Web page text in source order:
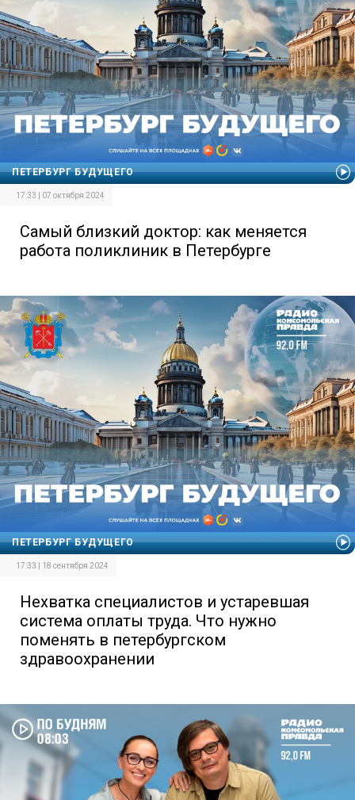
ПЕТЕРБУРГ БУДУЩЕГО
17:33 | 07 октября 2024
Самый близкий доктор: как меняется
работа поликлиник в Петербурге
ПЕТЕРБУРГ БУДУЩЕГО
17:33 | 18 сентября 2024
Нехватка специалистов и устаревшая
система оплаты труда. Что нужно
поменять в петербургском
здравоохранении